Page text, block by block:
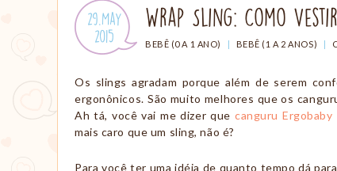
alimentação,
criação
com
amor,
gestação,
amamentação,
Montessori,
viagem
Publicado
em:
29.May
.
2015
Wrap Sling: Como
CATEGORIAS:
BEBÊ (0 A 1 ANO) BEBÊ (1 A 2 ANOS)
Os slings agradam porque além de serem
ergonônicos. São muito melhores que os
Ah tá, você vai me dizer quecanguru Ergobaby
mais caro que um sling, não é?
Para você ter uma idéia de quanto tempo dá